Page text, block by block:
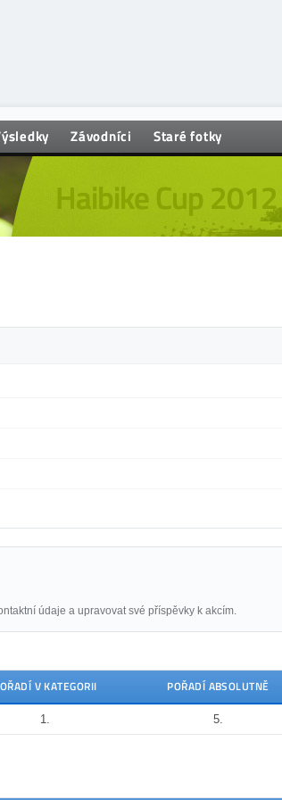
Závodníci Staré fotky
Haibike Cup 2012
údaje a upravovat své příspěvky k akcím.
V KATEGORII POŘADÍ ABSOLUTNĚ
1. 5.